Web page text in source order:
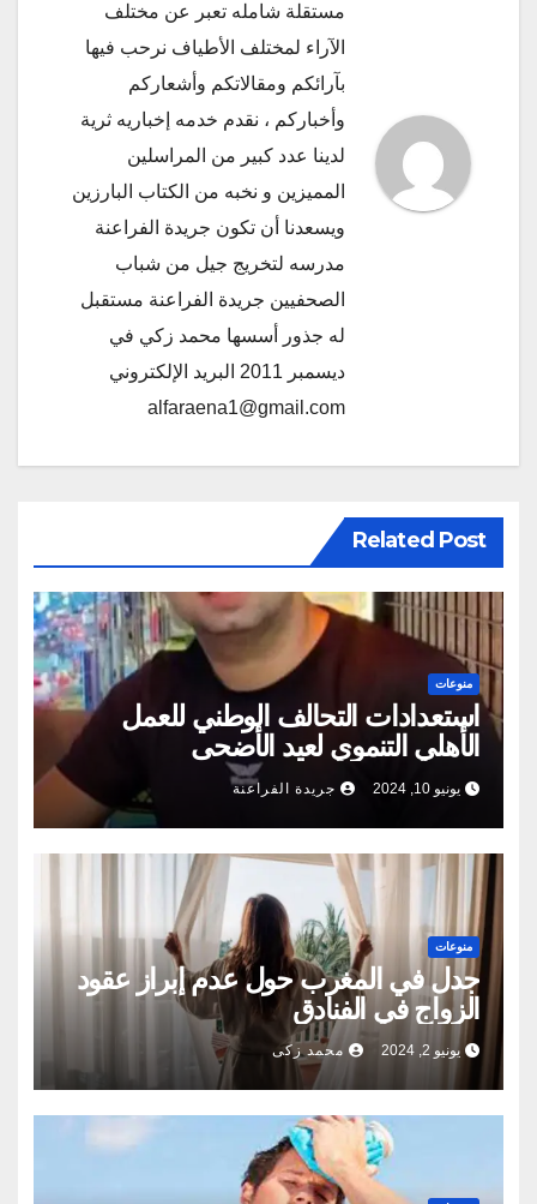
مستقلة شامله تعبر عن مختلف
الآراء لمختلف الأطياف نرحب فيها
بآرائكم ومقالاتكم وأشعاركم
وأخباركم ، نقدم خدمه إخباريه ثرية
لدينا عدد كبير من المراسلين
المميزين و نخبه من الكتاب البارزين
ويسعدنا أن تكون جريدة الفراعنة
مدرسه لتخريج جيل من شباب
الصحفيين جريدة الفراعنة مستقبل
له جذور أسسها محمد زكي في
ديسمبر 2011 البريد الإلكتروني
alfaraena1@gmail.com
Related Post
منوعات
استعدادات التحالف الوطني للعمل
الأهلي التنموي لعيد الأضحى
يونيو 10, 2024 جريدة الفراعنة
منوعات
جدل في المغرب حول عدم إبراز عقود
الزواج في الفنادق
يونيو 2, 2024 محمد زكى